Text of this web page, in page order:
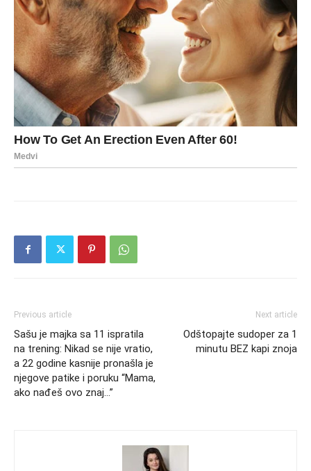
Previous article
Sašu je majka sa 11 ispratila
na trening: Nikad se nije vratio,
a 22 godine kasnije pronašla je
njegove patike i poruku “Mama,
ako nađeš ovo znaj…”
Next article
Odštopajte sudoper za 1
minutu BEZ kapi znoja